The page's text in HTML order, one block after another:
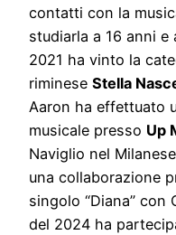
contatti con la
studiarla a 16 anni e
2021 ha vinto la
riminese Stella
Aaron ha effettuato
musicale presso Up
Naviglio nel
una collaborazione
singolo “Diana” con
del 2024 ha